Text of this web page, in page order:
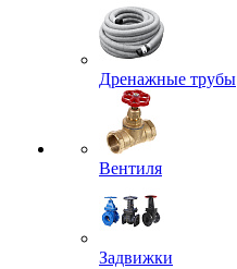
Дренажные трубы
Вентиля
Задвижки